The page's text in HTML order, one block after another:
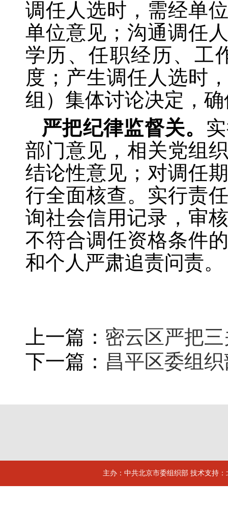
调任人选时，需经单
单位意见；沟通调任
学历、任职经历、工
度；产生调任人选时
组）集体讨论决定，
严把纪律监督关。
部门意见，相关党组
结论性意见；对调任
行全面核查。实行责
询社会信用记录，审
不符合调任资格条件
和个人严肃追责问责。
上一篇： 密云区严把
下一篇： 昌平区委组
主办：中共北京市委组织部 技术支持